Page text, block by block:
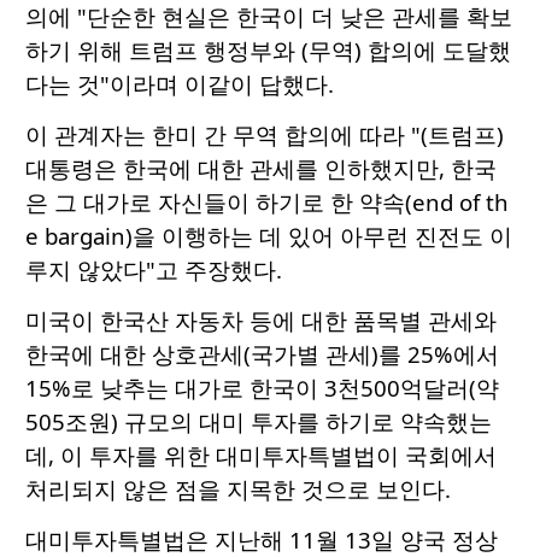
의에 "단순한 현실은 한국이 더 낮은 관세를 확보
하기 위해 트럼프 행정부와 (무역) 합의에 도달했
다는 것"이라며 이같이 답했다.
이 관계자는 한미 간 무역 합의에 따라 "(트럼프)
대통령은 한국에 대한 관세를 인하했지만, 한국
은 그 대가로 자신들이 하기로 한 약속(end of th
e bargain)을 이행하는 데 있어 아무런 진전도 이
루지 않았다"고 주장했다.
미국이 한국산 자동차 등에 대한 품목별 관세와
한국에 대한 상호관세(국가별 관세)를 25%에서
15%로 낮추는 대가로 한국이 3천500억달러(약
505조원) 규모의 대미 투자를 하기로 약속했는
데, 이 투자를 위한 대미투자특별법이 국회에서
처리되지 않은 점을 지목한 것으로 보인다.
대미투자특별법은 지난해 11월 13일 양국 정상